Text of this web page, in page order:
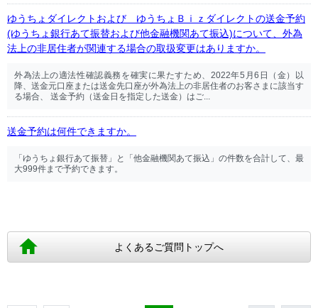
ゆうちょダイレクトおよび ゆうちょＢｉｚダイレクトの送金予約
(ゆうちょ銀行あて振替および他金融機関あて振込)について、外為
法上の非居住者が関連する場合の取扱変更はありますか。
外為法上の適法性確認義務を確実に果たすため、2022年5月6日（金）以
降、送金元口座または送金先口座が外為法上の非居住者のお客さまに該当す
る場合、 送金予約（送金日を指定した送金）はご...
送金予約は何件できますか。
「ゆうちょ銀行あて振替」と「他金融機関あて振込」の件数を合計して、最
大999件まで予約できます。
よくあるご質問トップへ